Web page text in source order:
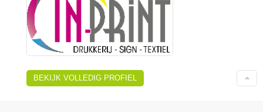
BEKIJK VOLLEDIG PROFIEL